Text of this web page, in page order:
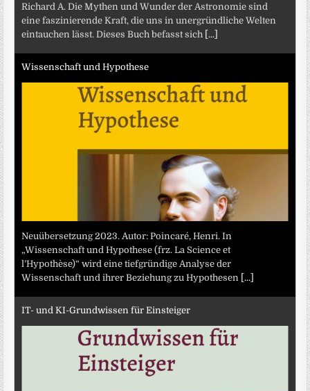
Richard A. Die Mythen und Wunder der Astronomie sind
eine faszinierende Kraft, die uns in unergründliche Welten
eintauchen lässt. Dieses Buch befasst sich [...]
Wissenschaft und Hypothese
Neuübersetzung 2023. Autor: Poincaré, Henri. In
„Wissenschaft und Hypothese (frz. La Science et
l’Hypothèse)“ wird eine tiefgründige Analyse der
Wissenschaft und ihrer Beziehung zu Hypothesen [...]
IT- und KI-Grundwissen für Einsteiger